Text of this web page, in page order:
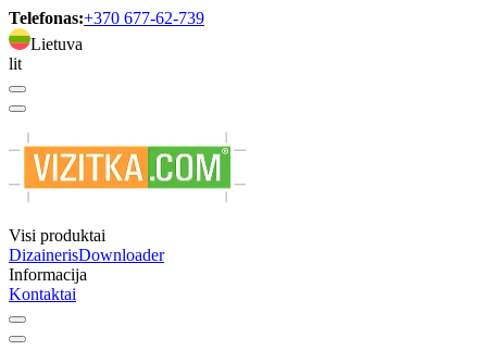
Telefonas:+370 677-62-739
Lietuva
lit
Visi produktai
DizainerisDownloader
Informacija
Kontaktai